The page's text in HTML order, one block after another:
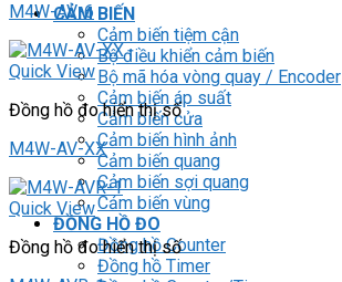
CẢM BIẾN
Cảm biến tiệm cận
Bộ điều khiển cảm biến
Bộ mã hóa vòng quay / Encoder
Cảm biến áp suất
Cảm biến cửa
Cảm biến hình ảnh
Cảm biến quang
Cảm biến sợi quang
Cảm biến vùng
ĐỒNG HỒ ĐO
Đồng hồ Counter
Đồng hồ Timer
M4W-AV-6
Quick View
Đồng hồ đo hiển thị số
M4W-AV-XX
Quick View
Đồng hồ đo hiển thị số